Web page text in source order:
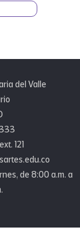
del Valle
121
de 8:00 a.m. a